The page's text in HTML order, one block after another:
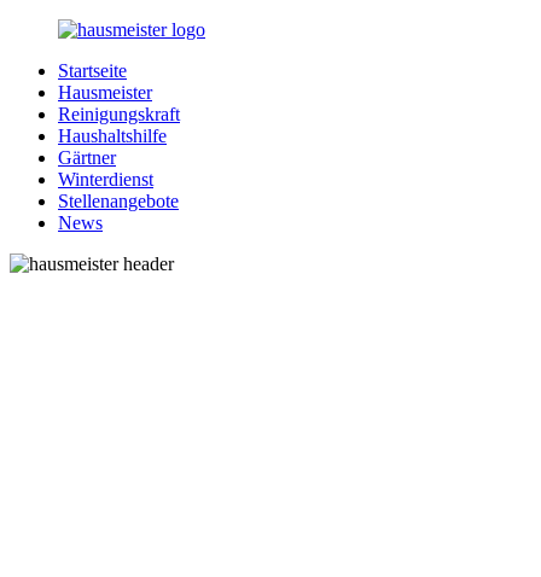
Zurück
Inhalt
Hausmeister.de
Alles
rund
Ihren
Haushalt
Startseite
Hausmeister
Reinigungskraft
Haushaltshilfe
Gärtner
Winterdienst
Stellenangebote
News